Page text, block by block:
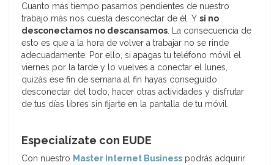
Cuanto más tiempo pasamos pendientes de nuestro
trabajo más nos cuesta desconectar de él. Y si no
desconectamos no descansamos. La consecuencia de
esto es que a la hora de volver a trabajar no se rinde
adecuadamente. Por ello, si apagas tu teléfono móvil el
viernes por la tarde y lo vuelves a conectar el lunes,
quizás ese fin de semana al fin hayas conseguido
desconectar del todo, hacer otras actividades y disfrutar
de tus días libres sin fijarte en la pantalla de tu móvil.
Especialízate con EUDE
Con nuestro Master Internet Business podrás adquirir